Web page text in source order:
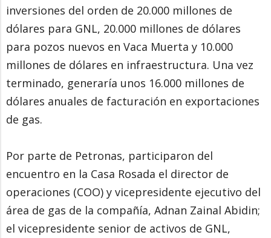
inversiones del orden de 20.000 millones de
dólares para GNL, 20.000 millones de dólares
para pozos nuevos en Vaca Muerta y 10.000
millones de dólares en infraestructura. Una vez
terminado, generaría unos 16.000 millones de
dólares anuales de facturación en exportaciones
de gas.
Por parte de Petronas, participaron del
encuentro en la Casa Rosada el director de
operaciones (COO) y vicepresidente ejecutivo del
área de gas de la compañía, Adnan Zainal Abidin;
el vicepresidente senior de activos de GNL,